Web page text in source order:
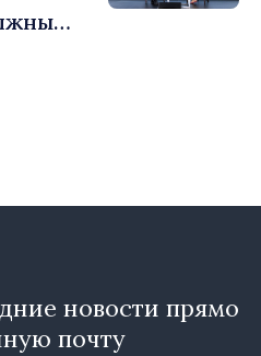
новости прямо
почту